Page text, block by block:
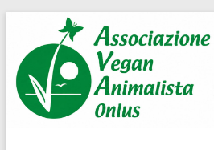
contenuto